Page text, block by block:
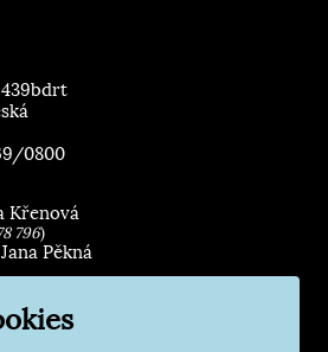
0800
Křenová
796)
Pěkná
- 16:30